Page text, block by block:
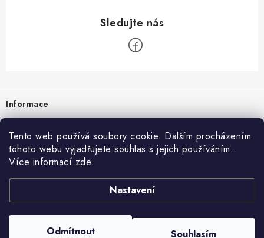
Tento web používá soubory cookie. Dalším procházením
tohoto webu vyjadřujete souhlas s jejich používáním..
Více informací zde.
Nastavení
Odmítnout Souhlasím
Informace
Prodejna
Rady a tipy
vzduchotechnika-ventilace. Všechna práva vyhrazena.